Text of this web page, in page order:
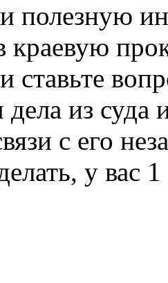
полезную
краевую
ставьте
из суда
с его
у вас